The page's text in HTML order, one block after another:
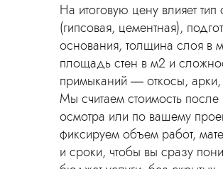
На итоговую цену влияет тип
(гипсовая, цементная),
основания, толщина слоя в
площадь стен в м2 и
примыканий — откосы,
Мы считаем стоимость после
осмотра или по вашему
фиксируем объем работ,
и сроки, чтобы вы сразу